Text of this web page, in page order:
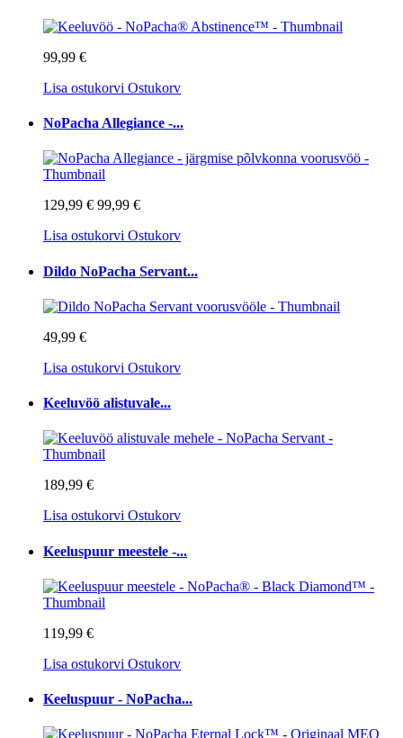
99,99 €
Lisa ostukorvi Ostukorv
NoPacha Allegiance -...
129,99 € 99,99 €
Lisa ostukorvi Ostukorv
Dildo NoPacha Servant...
49,99 €
Lisa ostukorvi Ostukorv
Keeluvöö alistuvale...
189,99 €
Lisa ostukorvi Ostukorv
Keeluspuur meestele -...
119,99 €
Lisa ostukorvi Ostukorv
Keeluspuur - NoPacha...